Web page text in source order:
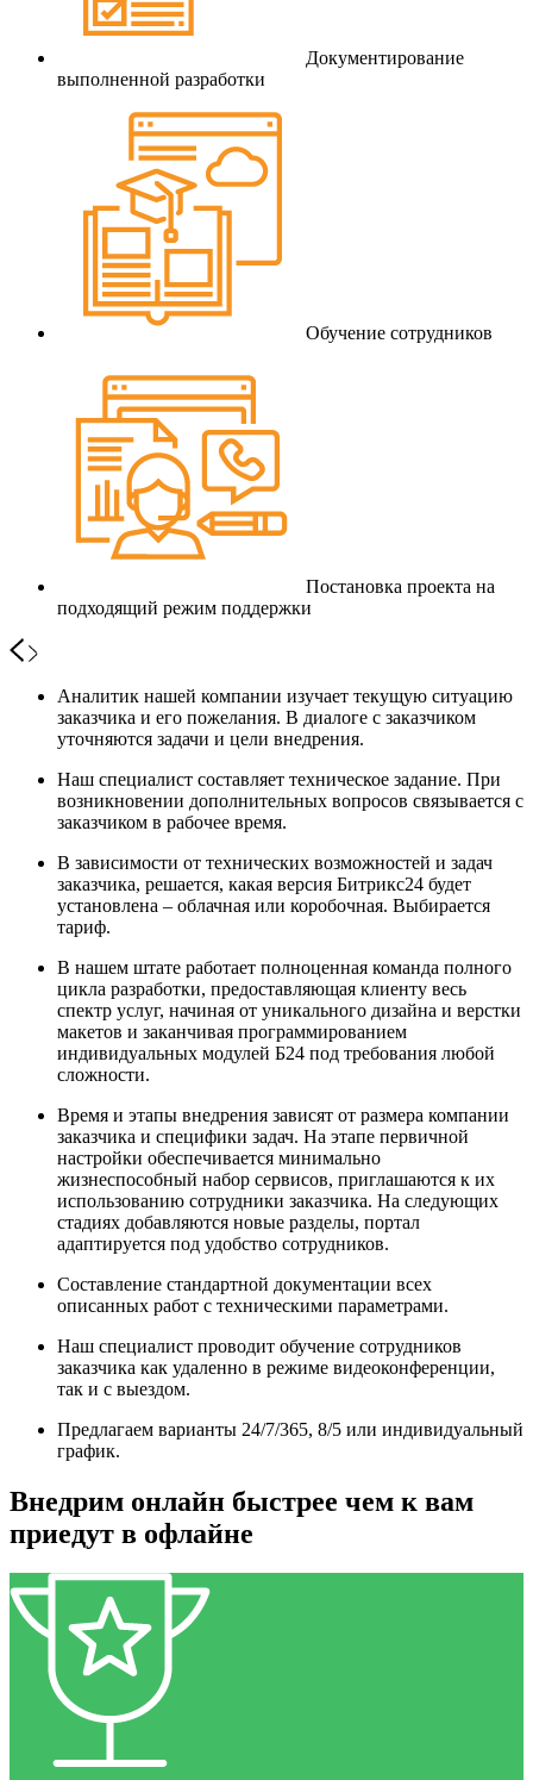
Документирование
выполненной разработки
Обучение сотрудников
Постановка проекта на
подходящий режим поддержки
Аналитик нашей компании изучает текущую ситуацию
заказчика и его пожелания. В диалоге с заказчиком
уточняются задачи и цели внедрения.
Наш специалист составляет техническое задание. При
возникновении дополнительных вопросов связывается с
заказчиком в рабочее время.
В зависимости от технических возможностей и задач
заказчика, решается, какая версия Битрикс24 будет
установлена – облачная или коробочная. Выбирается
тариф.
В нашем штате работает полноценная команда полного
цикла разработки, предоставляющая клиенту весь
спектр услуг, начиная от уникального дизайна и верстки
макетов и заканчивая программированием
индивидуальных модулей Б24 под требования любой
сложности.
Время и этапы внедрения зависят от размера компании
заказчика и специфики задач. На этапе первичной
настройки обеспечивается минимально
жизнеспособный набор сервисов, приглашаются к их
использованию сотрудники заказчика. На следующих
стадиях добавляются новые разделы, портал
адаптируется под удобство сотрудников.
Составление стандартной документации всех
описанных работ с техническими параметрами.
Наш специалист проводит обучение сотрудников
заказчика как удаленно в режиме видеоконференции,
так и с выездом.
Предлагаем варианты 24/7/365, 8/5 или индивидуальный
график.
Внедрим онлайн быстрее чем к вам
приедут в офлайне